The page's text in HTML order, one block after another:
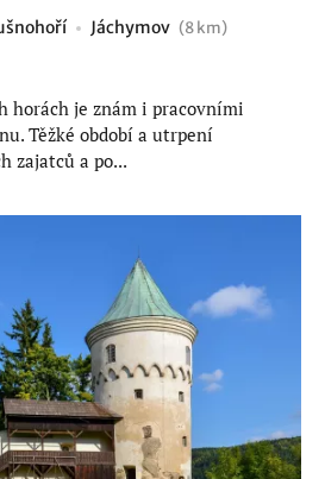
Jáchymov (8 km)
horách je znám i pracovními
Těžké období a utrpení
zajatců a po...